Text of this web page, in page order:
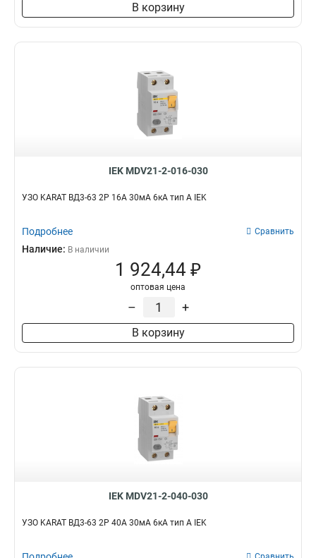
В корзину
IEK MDV21-2-016-030
УЗО KARAT ВД3-63 2P 16А 30мА 6кА тип A IEK
Подробнее Сравнить
Наличие: В наличии
1 924,44 ₽
оптовая цена
– +
В корзину
IEK MDV21-2-040-030
УЗО KARAT ВД3-63 2P 40А 30мА 6кА тип A IEK